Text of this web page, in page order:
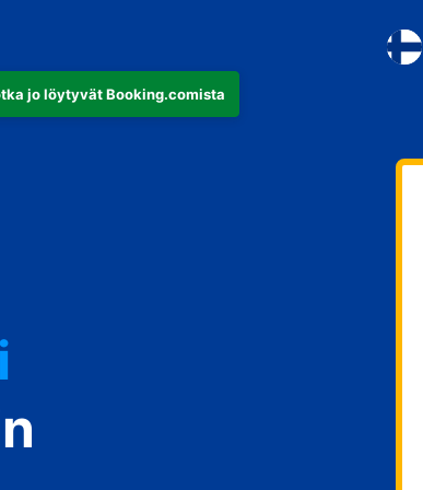
jo löytyvät Booking.comista